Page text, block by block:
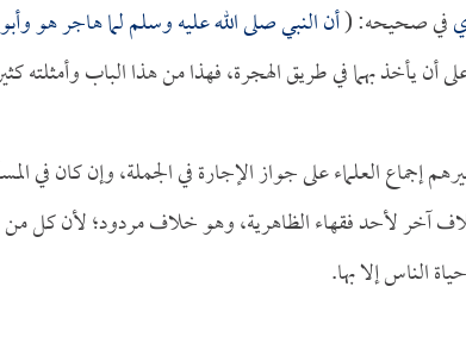
في صحيحه: (أن النبي صلى الله عليه وسلم لما هاجر هو وأبو
أن يأخذ بهما في طريق الهجرة، فهذا من هذا الباب وأمثلته
إجماع العلماء على جواز الإجارة في الجملة، وإن كان في
آخر لأحد فقهاء الظاهرية، وهو خلاف مردود؛ لأن كل من
الناس إلا بها.